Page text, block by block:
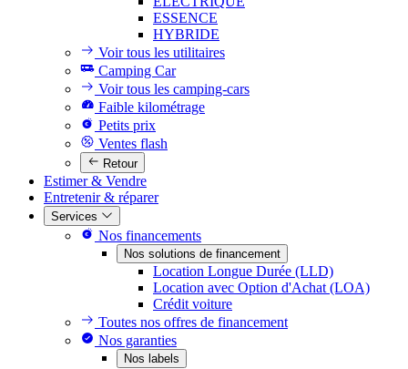
ESSENCE
HYBRIDE
Voir tous les utilitaires
Camping Car
Voir tous les camping-cars
Faible kilométrage
Petits prix
Ventes flash
Retour
Estimer & Vendre
Entretenir & réparer
Services
Nos financements
Nos solutions de financement
Location Longue Durée (LLD)
Location avec Option d'Achat (LOA)
Crédit voiture
Toutes nos offres de financement
Nos garanties
Nos labels